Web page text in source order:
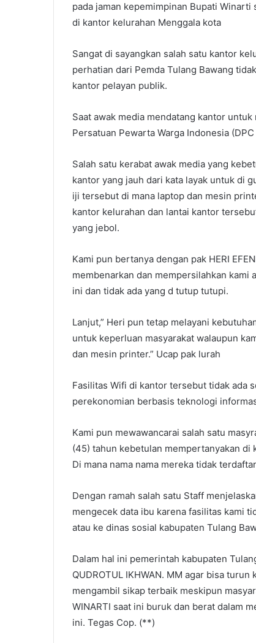
pada jaman kepemimpinan Bupati
di kantor kelurahan Menggala kota
Sangat di sayangkan salah satu kantor
perhatian dari Pemda Tulang Bawang
kantor pelayan publik.
Saat awak media mendatang kantor
Persatuan Pewarta Warga Indonesia
Salah satu kerabat awak media yang
kantor yang jauh dari kata layak untuk di
iji tersebut di mana laptop dan mesin
kantor kelurahan dan lantai kantor
yang jebol.
Kami pun bertanya dengan pak HERI
membenarkan dan mempersilahkan kami
ini dan tidak ada yang d tutup tutupi.
Lanjut,” Heri pun tetap melayani
untuk keperluan masyarakat walaupun
dan mesin printer.” Ucap pak lurah
Fasilitas Wifi di kantor tersebut tidak ada
perekonomian berbasis teknologi
Kami pun mewawancarai salah satu
(45) tahun kebetulan mempertanyakan di
Di mana nama nama mereka tidak
Dengan ramah salah satu Staff
mengecek data ibu karena fasilitas kami
atau ke dinas sosial kabupaten Tulang
Dalam hal ini pemerintah kabupaten
QUDROTUL IKHWAN. MM agar bisa
mengambil sikap terbaik meskipun
WINARTI saat ini buruk dan berat dalam
ini. Tegas Cop. (**)